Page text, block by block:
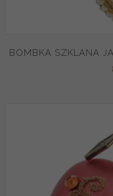
BOMBKA SZKLANA